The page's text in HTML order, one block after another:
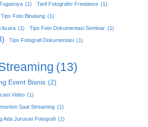
(1) Tarif Fotografer Freelance (1)
Tips Foto Binatang (1)
Acara (1) Tips Foto Dokumentasi Seminar (1)
Tips Fotografi Dokumentasi (1)
(13)
Event Bisnis (2)
Video (1)
Saat Streaming (1)
Ada Jurusan Fotografi (1)